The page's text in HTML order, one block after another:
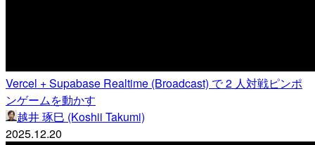
Vercel + Supabase Realtime (Broadcast) で 2 人対戦ピンポ
ンゲームを動かす
越井 琢巳 (Koshii Takumi)
2025.12.20